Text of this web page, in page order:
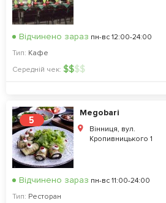
Відчинено зараз пн-вс 12:00-24:00
Тип: Кафе
Середній чек: $$$$
5
Megobari
Вінниця, вул.
Кропивницького 1
Відчинено зараз пн-вс 11:00-24:00
Тип: Ресторан